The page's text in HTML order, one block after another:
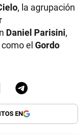
, la agrupación
Daniel Parisini,
el Gordo
EN